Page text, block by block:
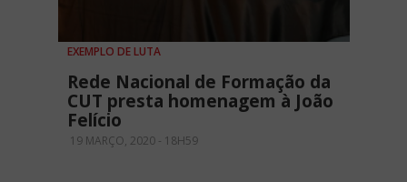
EXEMPLO DE LUTA
Rede Nacional de Formação da
CUT presta homenagem à João
Felício
19 MARÇO, 2020 - 18H59